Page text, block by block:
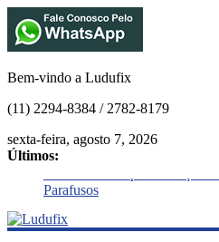
Bem-vindo a Ludufix
(11) 2294-8384 / 2782-8179
sexta-feira, agosto 7, 2026
Últimos:
Afrouxamento por Vibração:
Parafusos
Fixadores para Temperaturas